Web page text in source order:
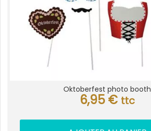
Oktoberfest photo booth
6,95 € ttc